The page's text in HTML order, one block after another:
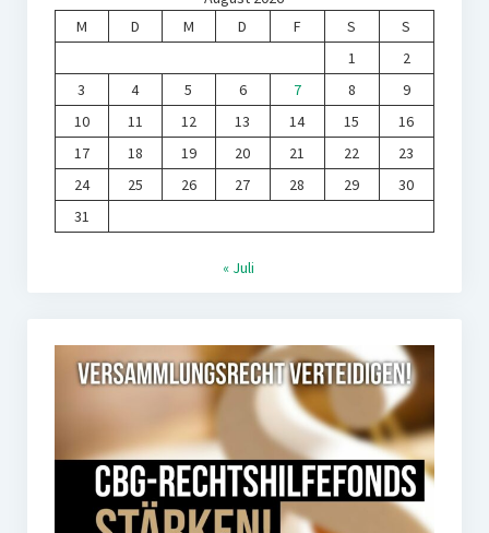
M
D M D F S
S
1
2
3
4 5 6 7 8
9
10
11 12 13 14 15
16
17
18 19 20 21 22
23
24
25 26 27 28 29
30
31
« Juli